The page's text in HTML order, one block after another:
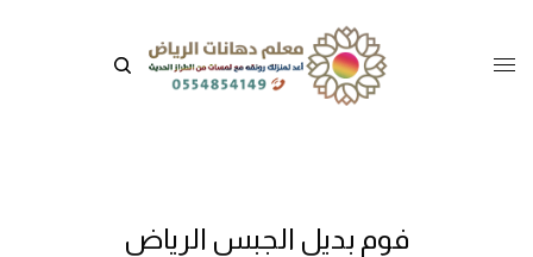
فوم بديل الجبس الرياض